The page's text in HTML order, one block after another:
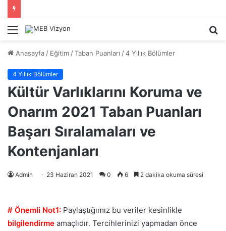
Menü
Anasayfa / Eğitim /Taban Puanları /4 Yıllık Bölümler
4 Yıllık Bölümler
Kültür Varlıklarını Koruma ve
Onarım 2021 Taban Puanları
Başarı Sıralamaları ve
Kontenjanları
Admin 23 Haziran 2021 0 6 2 dakika okuma süresi
# Önemli Not1: Paylaştığımız bu veriler kesinlikle
bilgilendirme amaçlıdır. Tercihlerinizi yapmadan önce